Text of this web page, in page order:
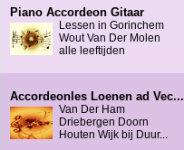
Piano Accordeon Gitaar
Lessen in Gorinchem
Wout Van Der Molen
alle leeftijden
Accordeonles Loenen ad Vec...
Van Der Ham
Driebergen Doorn
Houten Wijk bij Duur...